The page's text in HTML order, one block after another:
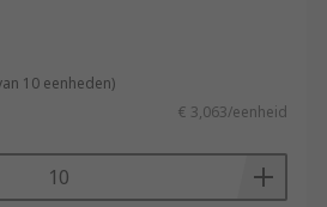
10 eenheden)
€ 3,063/eenheid